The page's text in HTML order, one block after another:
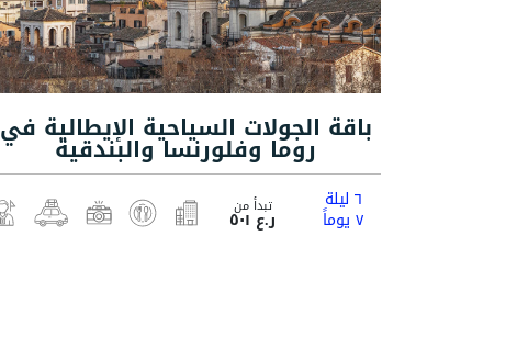
باقة الجولات السياحية الإيطالية في
روما وفلورنسا والبندقية
٦ ليلة
٧ يوماً تبدأ من
ر.ع ٥٠١